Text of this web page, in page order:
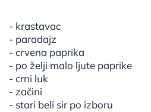
- krastavac
- paradajz
- crvena paprika
- po želji malo ljute paprike
- crni luk
- začini
- stari beli sir po izboru